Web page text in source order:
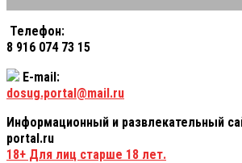
Телефон:
8 916 074 73 15
E-mail:
dosug.portal@mail.ru
Информационный и развлекательный
portal.ru
18+ Для лиц старше 18 лет.